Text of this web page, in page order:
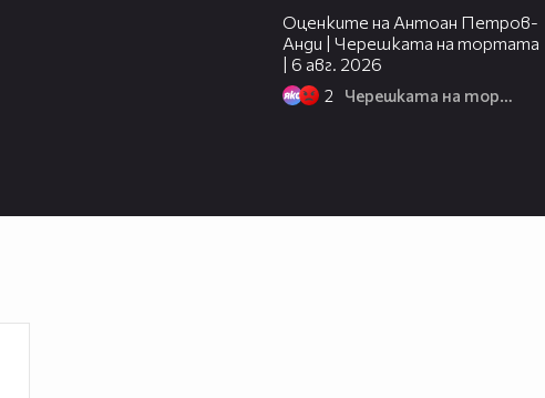
Оценките на Антоан Петров-
Анди | Черешката на тортата
| 6 авг. 2026
2 Черешката на тортата